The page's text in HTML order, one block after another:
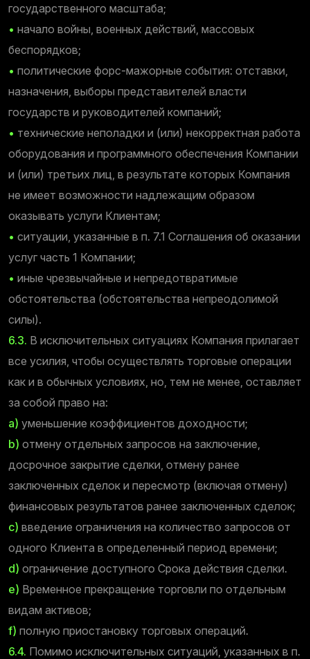
государственного масштаба;
• начало войны, военных действий, массовых
беспорядков;
• политические форс-мажорные события: отставки,
назначения, выборы представителей власти
государств и руководителей компаний;
• технические неполадки и (или) некорректная работа
оборудования и программного обеспечения Компании
и (или) третьих лиц, в результате которых Компания
не имеет возможности надлежащим образом
оказывать услуги Клиентам;
• ситуации, указанные в п. 7.1 Соглашения об оказании
услуг часть 1 Компании;
• иные чрезвычайные и непредотвратимые
обстоятельства (обстоятельства непреодолимой
силы).
6.3. В исключительных ситуациях Компания прилагает
все усилия, чтобы осуществлять торговые операции
как и в обычных условиях, но, тем не менее, оставляет
за собой право на:
a) уменьшение коэффициентов доходности;
b) отмену отдельных запросов на заключение,
досрочное закрытие сделки, отмену ранее
заключенных сделок и пересмотр (включая отмену)
финансовых результатов ранее заключенных сделок;
c) введение ограничения на количество запросов от
одного Клиента в определенный период времени;
d) ограничение доступного Срока действия сделки.
e) Временное прекращение торговли по отдельным
видам активов;
f) полную приостановку торговых операций.
6.4. Помимо исключительных ситуаций, указанных в п.